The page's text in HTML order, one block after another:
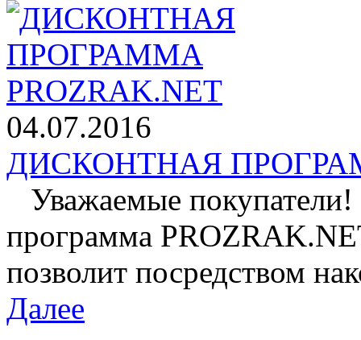
04.07.2016
ДИСКОНТНАЯ
Уважаемые покупатели!
программа
позволит посредством
Далее